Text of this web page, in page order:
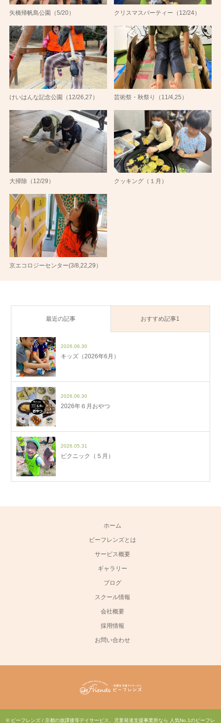
矢橋帰帆島公園（5/20） クリスマスパーティー（12/24）
けいはんな記念公園（12/26,27） 芸術祭・秋祭り（11/4,25）
大掃除（12/29） クッキング（１月）
京エコロジーセンター(3/8,22,29）
最近の記事 おすすめ記事1
2026.06.30
キッズ（2026年6月）
2026.06.30
2026年６月おやつ
2026.05.31
ピクニック（５月）
ホーム
ビーフレンズとは
サービス概要
ギャラリー
ブログ
スクール情報
会社概要
採用情報
お問い合わせ
© ビーフレンズ / 京都の放課後等デイサービス、児童発達支援事業所なら 人気No.1のビーフレ